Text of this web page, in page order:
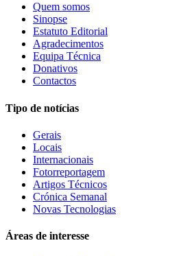
Quem somos
Sinopse
Estatuto Editorial
Agradecimentos
Equipa Técnica
Donativos
Contactos
Tipo de notícias
Gerais
Locais
Internacionais
Fotorreportagem
Artigos Técnicos
Crónica Semanal
Novas Tecnologias
Áreas de interesse